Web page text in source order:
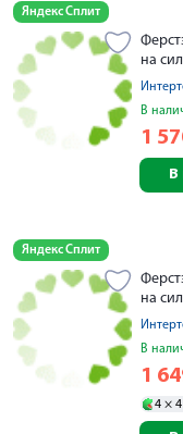
Яндекс Сплит
на
В
1
В
Яндекс Сплит
на
В
1
4 ×